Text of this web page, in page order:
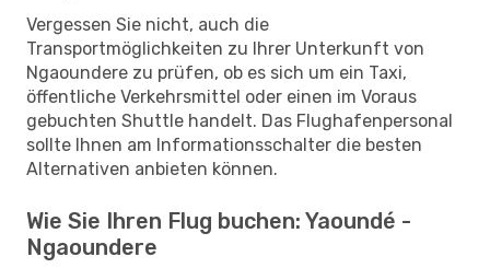
Vergessen Sie nicht, auch die
Transportmöglichkeiten zu Ihrer Unterkunft von
Ngaoundere zu prüfen, ob es sich um ein Taxi,
öffentliche Verkehrsmittel oder einen im Voraus
gebuchten Shuttle handelt. Das Flughafenpersonal
sollte Ihnen am Informationsschalter die besten
Alternativen anbieten können.
Wie Sie Ihren Flug buchen: Yaoundé -
Ngaoundere